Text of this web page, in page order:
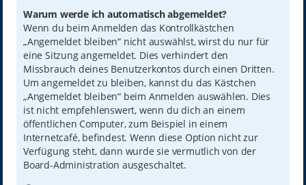
Warum werde ich automatisch abgemeldet?
Wenn du beim Anmelden das Kontrollkästchen
„Angemeldet bleiben“ nicht auswählst, wirst du nur für
eine Sitzung angemeldet. Dies verhindert den
Missbrauch deines Benutzerkontos durch einen Dritten.
Um angemeldet zu bleiben, kannst du das Kästchen
„Angemeldet bleiben“ beim Anmelden auswählen. Dies
ist nicht empfehlenswert, wenn du dich an einem
öffentlichen Computer, zum Beispiel in einem
Internetcafé, befindest. Wenn diese Option nicht zur
Verfügung steht, dann wurde sie vermutlich von der
Board-Administration ausgeschaltet.